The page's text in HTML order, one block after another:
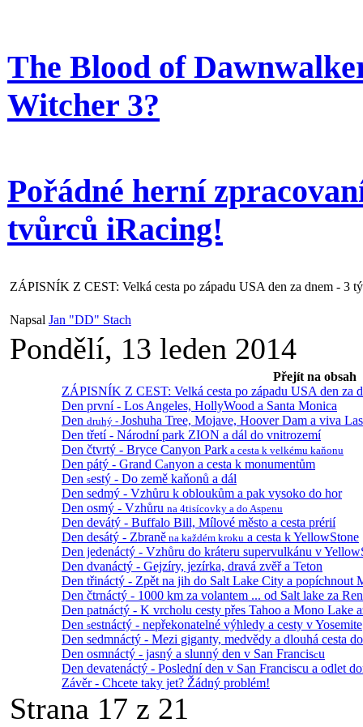
The Blood of
Witcher 3?
Pořádné herní
tvůrců iRacing!
ZÁPISNÍK Z CEST: Velká cesta po západu USA den za dnem - 3
Napsal Jan "DD" Stach
Pondělí, 13 leden 2014
Přejít na obsah
ZÁPISNÍK Z CEST: Velká cesta po západu USA den za
Den první - Los Angeles, HollyWood a Santa Monica
Den druhý - Joshuha Tree, Mojave, Hoover Dam a viva
Den třetí - Národní park ZION a dál do vnitrozemí
Den čtvrtý - Bryce Canyon Park a cesta k velkému kaňonu
Den pátý - Grand Canyon a cesta k monumentům
Den sestý - Do země kaňonů a dál
Den sedmý - Vzhůru k obloukům a pak vysoko do hor
Den osmý - Vzhůru na 4tisícovky a do Aspenu
Den devátý - Buffalo Bill, Mílové město a cesta prérií
Den desátý - Zbraně na každém kroku a cesta k YellowStone
Den jedenáctý - Vzhůru do kráteru supervulkánu v
Den dvanáctý - Gejzíry, jezírka, dravá zvěř a Teton
Den třináctý - Zpět na jih do Salt Lake City a popíchnout
Den čtrnáctý - 1000 km za volantem ... od Salt lake za
Den patnáctý - K vrcholu cesty přes Tahoo a Mono Lake
Den sestnáctý - nepřekonatelné výhledy a cesty v Yosemite
Den sedmnáctý - Mezi giganty, medvědy a dlouhá cesta
Den osmnáctý - jasný a slunný den v San Franciscu
Den devatenáctý - Poslední den v San Franciscu a odlet
Závěr - Chcete taky jet? Žádný problém!
Strana 17 z 21